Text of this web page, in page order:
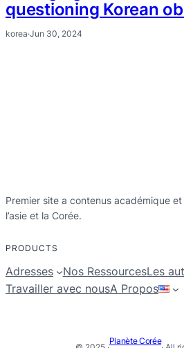
questioning Korean
korea·Jun 30, 2024
Premier site a contenus académique
l’asie et la Corée.
PRODUCTS
Adresses Nos RessourcesLes
Travailler avec nousA Propos
Planète Corée